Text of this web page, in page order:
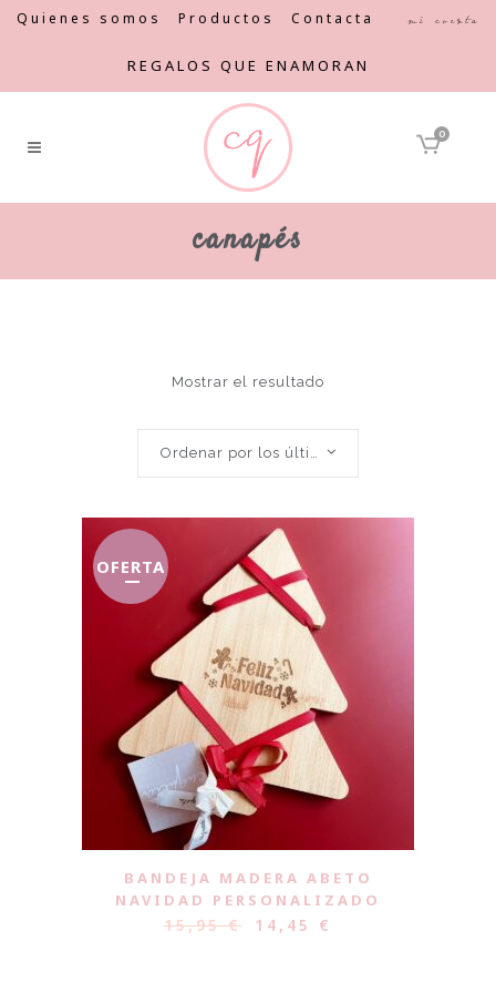
Quienes somos Productos Contacta Mi cuenta
REGALOS QUE ENAMORAN
0
canapés
Mostrar el resultado
Ordenar por los últimos
OFERTA
BANDEJA MADERA ABETO
NAVIDAD PERSONALIZADO
15,95€ 14,45 €